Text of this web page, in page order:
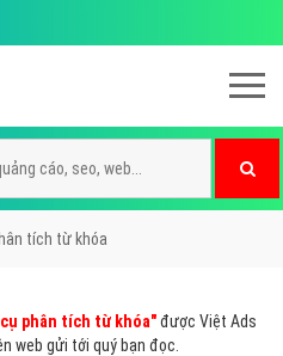
tích từ khóa
phân tích từ khóa"được Việt Ads
web gửi tới quý bạn đọc.